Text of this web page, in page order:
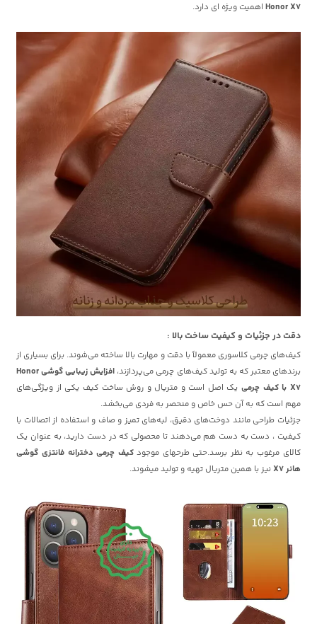
Honor X7 اهمیت ویژه ای دارد.
دقت در جزئیات و کیفیت ساخت بالا :
کیف‌های چرمی کلاسوری معمولاً با دقت و مهارت بالا ساخته می‌شوند. برای بسیاری از
برندهای معتبر که به تولید کیف‌های چرمی می‌پردازند،
افزایش زیبایی گوشی Honor
X7 با کیف چرمی
یک اصل است و متریال و روش ساخت کیف یکی از ویژگی‌های
مهم است که به آن حس خاص و منحصر به فردی می‌بخشد.
جزئیات طراحی مانند دوخت‌های دقیق، لبه‌های تمیز و صاف و استفاده از اتصالات با
کیفیت ، دست به دست هم می‌دهند تا محصولی که در دست دارید، به عنوان یک
کالای مرغوب به نظر برسد.حتی طرحهای موجودکیف چرمی دخترانه فانتزی گوشی
هانر X7
نیز با همین متریال تهیه و تولید میشوند.